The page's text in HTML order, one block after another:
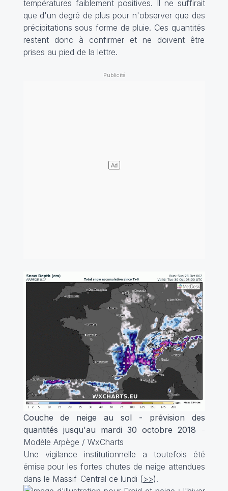
températures faiblement positives. Il ne suffirait
que d'un degré de plus pour n'observer que des
précipitations sous forme de pluie. Ces quantités
restent donc à confirmer et ne doivent être
prises au pied de la lettre.
Couche de neige au sol - prévision des
quantités jusqu'au mardi 30 octobre 2018 -
Modèle Arpège / WxCharts
Une vigilance institutionnelle a toutefois été
émise pour les fortes chutes de neige attendues
dans le Massif-Central ce lundi (>>).